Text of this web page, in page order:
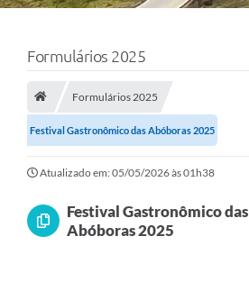
Formulários 2025
Formulários 2025
Festival Gastronômico das Abóboras 2025
Atualizado em: 05/05/2026 às 01h38
Festival Gastronômico das
Abóboras 2025